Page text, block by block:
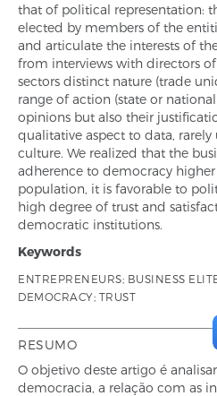
that of political representation:
elected by members of the
and articulate the interests of
from interviews with directors
sectors distinct nature (trade
range of action (state or
opinions but also their
qualitative aspect to data,
culture. We realized that the
adherence to democracy
population, it is favorable to
high degree of trust and
democratic institutions.
Keywords
ENTREPRENEURS; BUSINESS
DEMOCRACY; TRUST
RESUMO
O objetivo deste artigo é
democracia, a relação com as